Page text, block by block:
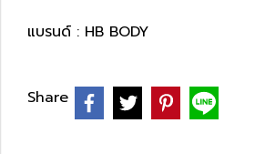
แบรนด์ : HB BODY
Share